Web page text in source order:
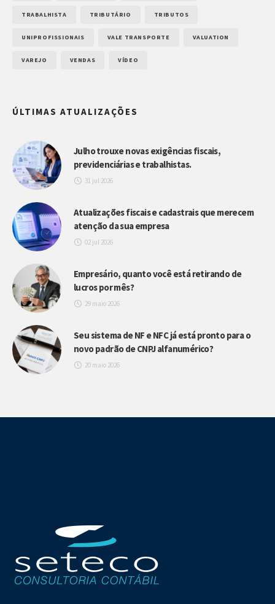
TRABALHISTA TRIBUTÁRIO TRIBUTOS
UNIPROFISSIONAIS VALE TRANSPORTE VALUATION
VAREJO VENDAS VÍDEO
ÚLTIMAS ATUALIZAÇÕES
Julho trouxe novas exigências fiscais,
previdenciárias e trabalhistas.
31 jul 2026
Atualizações fiscais e cadastrais que merecem
atenção da sua empresa
02 jul 2026
Empresário, quanto você está retirando de
lucros por mês?
29 maio 2026
Seu sistema de NF e NFC já está pronto para o
novo padrão de CNPJ alfanumérico?
20 maio 2026